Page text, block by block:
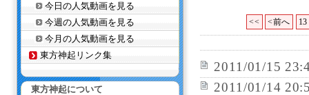
<< <前へ 13
2011/01/15
2011/01/14
今日の人気動画を見る
今週の人気動画を見る
今月の人気動画を見る
東方神起リンク集
東方神起について